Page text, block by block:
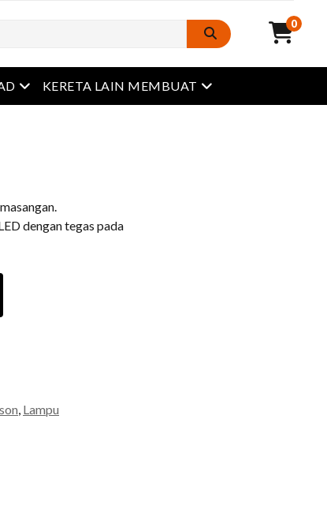
0
Buka menu
KERETA LAIN MEMBUAT Buka menu
dengan tegas pada
, Lampu